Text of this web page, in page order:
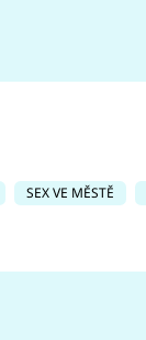
SEX VE MĚSTĚ